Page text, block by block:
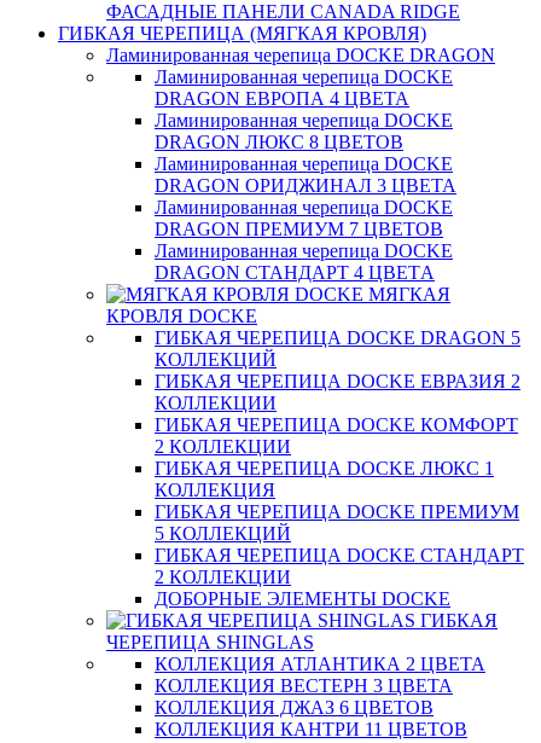
ФАСАДНЫЕ ПАНЕЛИ CANADA RIDGE
ГИБКАЯ ЧЕРЕПИЦА (МЯГКАЯ КРОВЛЯ)
Ламинированная черепица DOCKE DRAGON
Ламинированная черепица DOCKE
DRAGON ЕВРОПА 4 ЦВЕТА
Ламинированная черепица DOCKE
DRAGON ЛЮКС 8 ЦВЕТОВ
Ламинированная черепица DOCKE
DRAGON ОРИДЖИНАЛ 3 ЦВЕТА
Ламинированная черепица DOCKE
DRAGON ПРЕМИУМ 7 ЦВЕТОВ
Ламинированная черепица DOCKE
DRAGON СТАНДАРТ 4 ЦВЕТA
МЯГКАЯ
КРОВЛЯ DOCKE
ГИБКАЯ ЧЕРЕПИЦА DOCKE DRAGON 5
КОЛЛЕКЦИЙ
ГИБКАЯ ЧЕРЕПИЦА DOCKE ЕВРАЗИЯ 2
КОЛЛЕКЦИИ
ГИБКАЯ ЧЕРЕПИЦА DOCKE КОМФОРТ
2 КОЛЛЕКЦИИ
ГИБКАЯ ЧЕРЕПИЦА DOCKE ЛЮКС 1
КОЛЛЕКЦИЯ
ГИБКАЯ ЧЕРЕПИЦА DOCKE ПРЕМИУМ
5 КОЛЛЕКЦИЙ
ГИБКАЯ ЧЕРЕПИЦА DOCKE СТАНДАРТ
2 КОЛЛЕКЦИИ
ДОБОРНЫЕ ЭЛЕМЕНТЫ DOCKE
ГИБКАЯ
ЧЕРЕПИЦА SHINGLAS
КОЛЛЕКЦИЯ АТЛАНТИКА 2 ЦВЕТА
КОЛЛЕКЦИЯ ВЕСТЕРН 3 ЦВЕТА
КОЛЛЕКЦИЯ ДЖАЗ 6 ЦВЕТОВ
КОЛЛЕКЦИЯ КАНТРИ 11 ЦВЕТОВ